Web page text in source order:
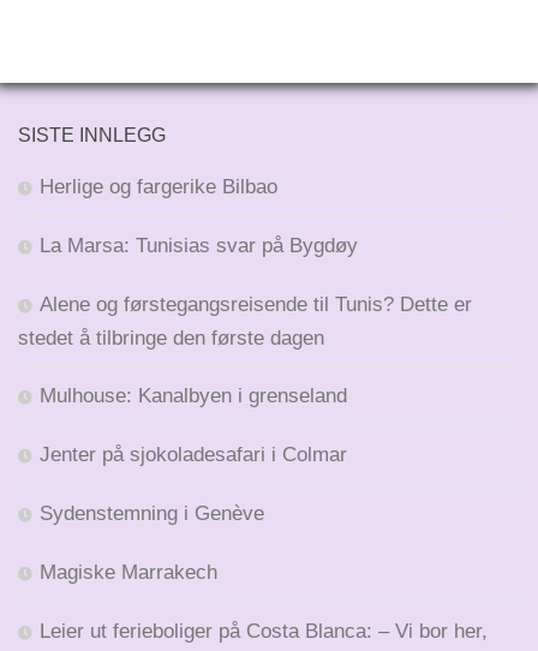
SISTE INNLEGG
Herlige og fargerike Bilbao
La Marsa: Tunisias svar på Bygdøy
Alene og førstegangsreisende til Tunis? Dette er
stedet å tilbringe den første dagen
Mulhouse: Kanalbyen i grenseland
Jenter på sjokoladesafari i Colmar
Sydenstemning i Genève
Magiske Marrakech
Leier ut ferieboliger på Costa Blanca: – Vi bor her,